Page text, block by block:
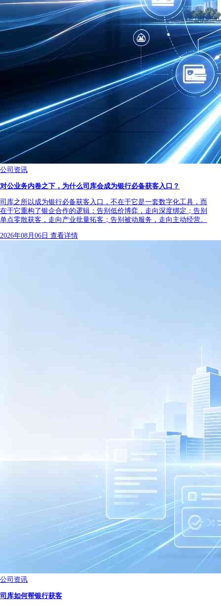
公司资讯
对公业务内卷之下，为什么司库会成为银行必备获客入口？
司库之所以成为银行必备获客入口，不在于它是一套数字化工具，而
在于它重构了银企合作的逻辑：告别低价博弈，走向深度绑定；告别
单点零散获客，走向产业批量拓客；告别被动服务，走向主动经营。
2026年08月06日 查看详情
公司资讯
司库如何帮银行获客